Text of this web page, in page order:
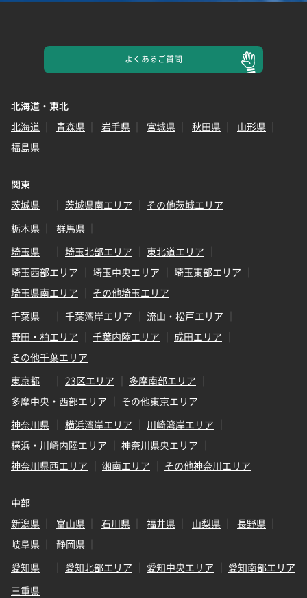
よくあるご質問
北海道・東北
北海道
青森県 岩手県 宮城県 秋田県
山形県
福島県
関東
茨城県
茨城県南エリア
その他茨城エリア
栃木県
群馬県
埼玉県
埼玉北部エリア
東北道エリア
埼玉西部エリア
埼玉中央エリア
埼玉東部エリア
埼玉県南エリア
その他埼玉エリア
千葉県
千葉湾岸エリア
流山・松戸エリア
野田・柏エリア
千葉内陸エリア
成田エリア
その他千葉エリア
東京都
23区エリア
多摩南部エリア
多摩中央・西部エリア
その他東京エリア
神奈川県
横浜湾岸エリア
川崎湾岸エリア
横浜・川崎内陸エリア
神奈川県央エリア
神奈川県西エリア
湘南エリア その他神奈川エリア
中部
新潟県
富山県 石川県 福井県 山梨県
長野県
岐阜県
静岡県
愛知県
愛知北部エリア 愛知中央エリア
愛知南部エリア
三重県